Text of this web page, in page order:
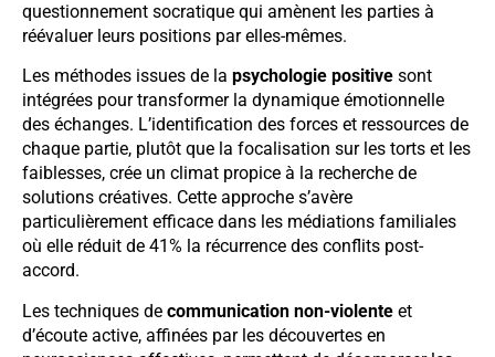
questionnement socratique qui amènent les parties à
réévaluer leurs positions par elles-mêmes.
Les méthodes issues de la psychologie positive sont
intégrées pour transformer la dynamique émotionnelle
des échanges. L’identification des forces et ressources de
chaque partie, plutôt que la focalisation sur les torts et les
faiblesses, crée un climat propice à la recherche de
solutions créatives. Cette approche s’avère
particulièrement efficace dans les médiations familiales
où elle réduit de 41% la récurrence des conflits post-
accord.
Les techniques de communication non-violente et
d’écoute active, affinées par les découvertes en